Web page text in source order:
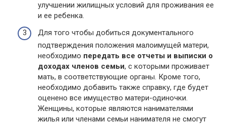
улучшении жилищных условий для проживания ее
и ее ребенка.
Для того чтобы добиться документального
подтверждения положения малоимущей матери,
необходимо передать все отчеты и выписки о
доходах членов семьи, с которыми проживает
мать, в соответствующие органы. Кроме того,
необходимо добавить также справку, где будет
оценено все имущество матери-одиночки.
Женщины, которые являются нанимателями
жилья или членами семьи нанимателя не смогут